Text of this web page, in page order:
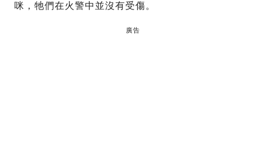
咪，牠們在火警中並沒有受傷。
廣告